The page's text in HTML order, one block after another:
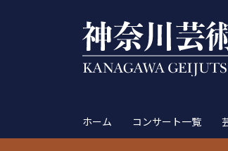
ホーム コンサート一覧